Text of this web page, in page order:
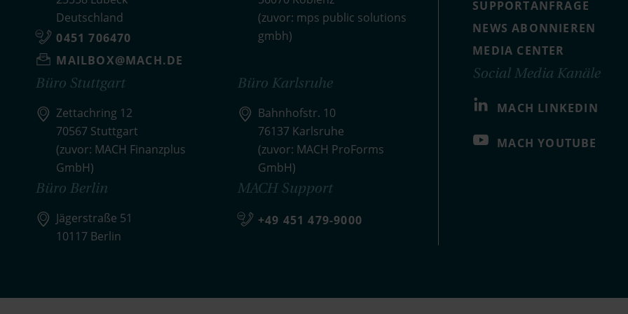
Deutschland
0451 706470
MAILBOX@MACH.DE
(zuvor: mps public solutions
gmbh)
Büro Stuttgart
Zettachring 12
70567 Stuttgart
(zuvor: MACH Finanzplus
GmbH)
Büro Karlsruhe
Bahnhofstr. 10
76137 Karlsruhe
(zuvor: MACH ProForms
GmbH)
Büro Berlin
Jägerstraße 51
10117 Berlin
MACH Support
+49 451 479-9000
SUPPORTANFRAGE
NEWS ABONNIEREN
MEDIA CENTER
Social Media Kanäle
MACH LINKEDIN
MACH YOUTUBE